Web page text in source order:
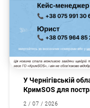
У Чернігівській
КримSOS для
2 / 07 / 2026